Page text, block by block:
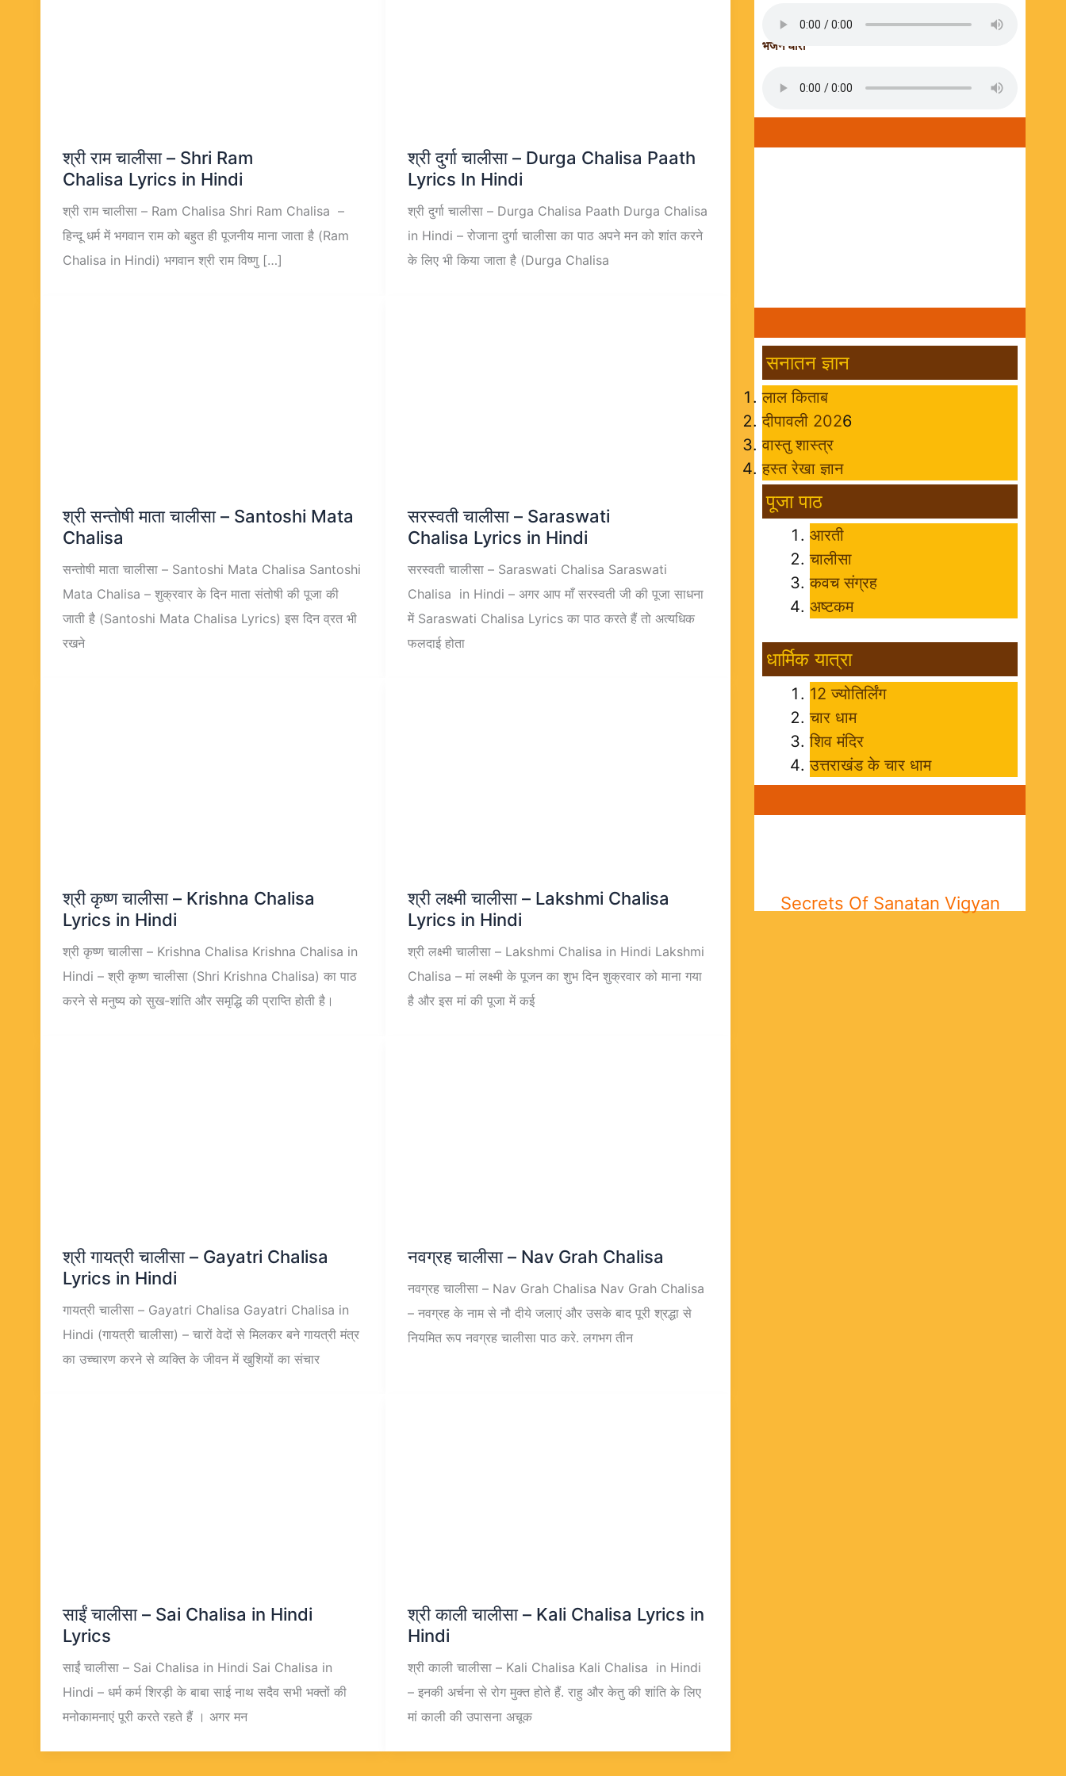
श्री राम चालीसा – Shri Ram
Chalisa Lyrics in Hindi
श्री राम चालीसा – Ram Chalisa Shri Ram Chalisa –
हिन्दू धर्म में भगवान राम को बहुत ही पूजनीय माना जाता है (Ram
Chalisa in Hindi) भगवान श्री राम विष्णु […]
श्री दुर्गा चालीसा – Durga Chalisa Paath
Lyrics In Hindi
श्री दुर्गा चालीसा – Durga Chalisa Paath Durga Chalisa
in Hindi – रोजाना दुर्गा चालीसा का पाठ अपने मन को शांत करने
के लिए भी किया जाता है (Durga Chalisa
श्री सन्तोषी माता चालीसा – Santoshi Mata
Chalisa
सन्तोषी माता चालीसा – Santoshi Mata Chalisa Santoshi
Mata Chalisa – शुक्रवार के दिन माता संतोषी की पूजा की
जाती है (Santoshi Mata Chalisa Lyrics) इस दिन व्रत भी
रखने
सरस्वती चालीसा – Saraswati
Chalisa Lyrics in Hindi
सरस्वती चालीसा – Saraswati Chalisa Saraswati
Chalisa in Hindi – अगर आप माँ सरस्वती जी की पूजा साधना
में Saraswati Chalisa Lyrics का पाठ करते हैं तो अत्यधिक
फलदाई होता
श्री कृष्ण चालीसा – Krishna Chalisa
Lyrics in Hindi
श्री कृष्ण चालीसा – Krishna Chalisa Krishna Chalisa in
Hindi – श्री कृष्ण चालीसा (Shri Krishna Chalisa) का पाठ
करने से मनुष्य को सुख-शांति और समृद्धि की प्राप्ति होती है।
श्री लक्ष्मी चालीसा – Lakshmi Chalisa
Lyrics in Hindi
श्री लक्ष्मी चालीसा – Lakshmi Chalisa in Hindi Lakshmi
Chalisa – मां लक्ष्मी के पूजन का शुभ दिन शुक्रवार को माना गया
है और इस मां की पूजा में कई
श्री गायत्री चालीसा – Gayatri Chalisa
Lyrics in Hindi
गायत्री चालीसा – Gayatri Chalisa Gayatri Chalisa in
Hindi (गायत्री चालीसा) – चारों वेदों से मिलकर बने गायत्री मंत्र
का उच्‍चारण करने से व्‍यक्ति के जीवन में खुशियों का संचार
नवग्रह चालीसा – Nav Grah Chalisa
नवग्रह चालीसा – Nav Grah Chalisa Nav Grah Chalisa
– नवग्रह के नाम से नौ दीये जलाएं और उसके बाद पूरी श्रद्धा से
नियमित रूप नवग्रह चालीसा पाठ करे. लगभग तीन
साईं चालीसा – Sai Chalisa in Hindi
Lyrics
साईं चालीसा – Sai Chalisa in Hindi Sai Chalisa in
Hindi – धर्म कर्म शिरड़ी के बाबा साई नाथ सदैव सभी भक्तों की
मनोकामनाएं पूरी करते रहते हैं । अगर मन
श्री काली चालीसा – Kali Chalisa Lyrics in
Hindi
श्री काली चालीसा – Kali Chalisa Kali Chalisa in Hindi
– इनकी अर्चना से रोग मुक्त होते हैं. राहु और केतु की शांति के लिए
मां काली की उपासना अचूक
भजन धारा
सनातन ज्ञान
लाल किताब
दीपावली 2026
वास्तु शास्त्र
हस्त रेखा ज्ञान
पूजा पाठ
आरती
चालीसा
कवच संग्रह
अष्टकम
धार्मिक यात्रा
12 ज्योतिर्लिंग
चार धाम
शिव मंदिर
उत्तराखंड के चार धाम
Secrets Of Sanatan Vigyan